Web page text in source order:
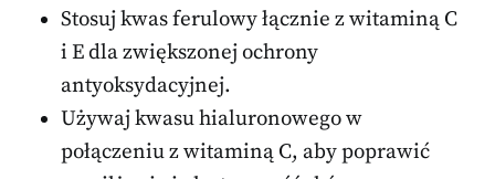
Stosuj kwas ferulowy łącznie z witaminą C
i E dla zwiększonej ochrony
antyoksydacyjnej.
Używaj kwasu hialuronowego w
połączeniu z witaminą C, aby poprawić